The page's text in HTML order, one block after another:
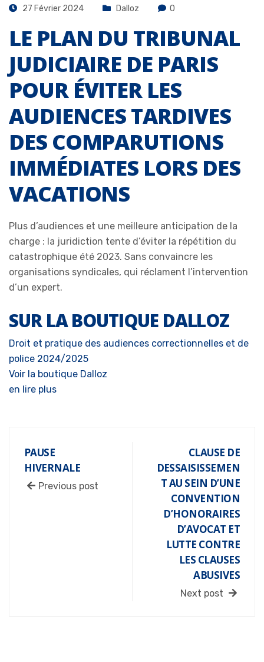
27 Février 2024 Dalloz 0
LE PLAN DU TRIBUNAL
JUDICIAIRE DE PARIS
POUR ÉVITER LES
AUDIENCES TARDIVES
DES COMPARUTIONS
IMMÉDIATES LORS DES
VACATIONS
Plus d’audiences et une meilleure anticipation de la
charge : la juridiction tente d’éviter la répétition du
catastrophique été 2023. Sans convaincre les
organisations syndicales, qui réclament l’intervention
d’un expert.
SUR LA BOUTIQUE DALLOZ
Droit et pratique des audiences correctionnelles et de
police 2024/2025
Voir la boutique Dalloz
en lire plus
PAUSE
HIVERNALE
Previous post
CLAUSE DE
DESSAISISSEMEN
T AU SEIN D’UNE
CONVENTION
D’HONORAIRES
D’AVOCAT ET
LUTTE CONTRE
LES CLAUSES
ABUSIVES
Next post